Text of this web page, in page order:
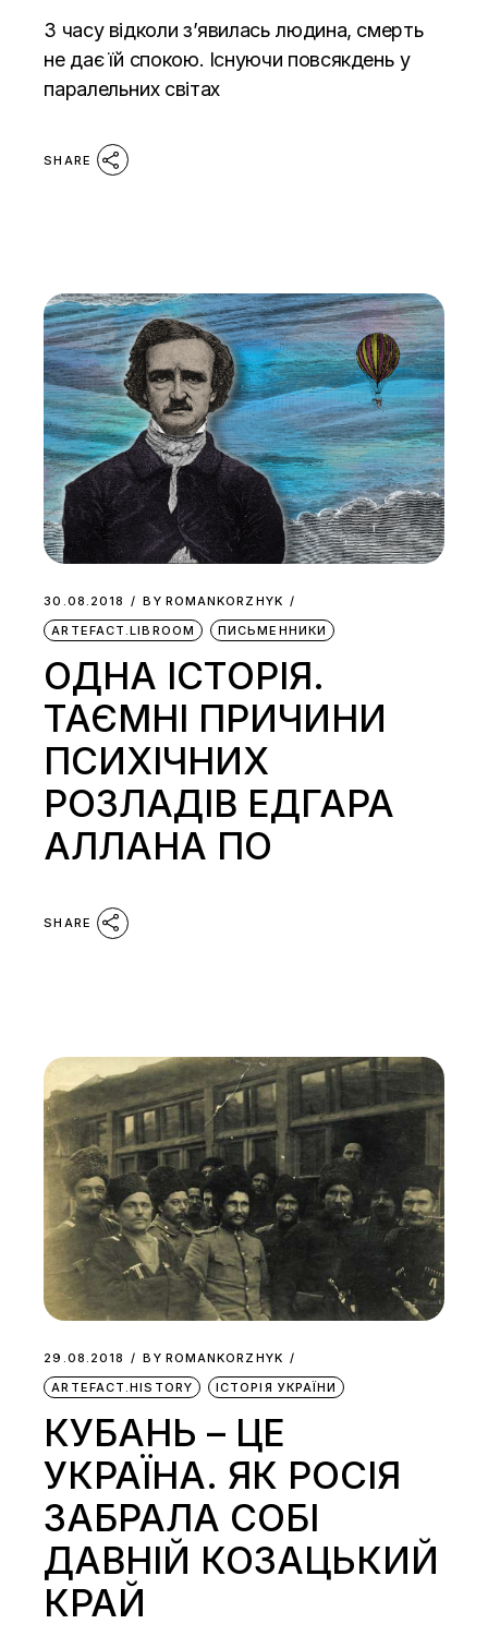
З часу відколи з’явилась людина, смерть
не дає їй спокою. Існуючи повсякдень у
паралельних світах
SHARE
30.08.2018 BY ROMANKORZHYK
ARTEFACT.LIBROOM
ПИСЬМЕННИКИ
ОДНА ІСТОРІЯ.
ТАЄМНІ ПРИЧИНИ
ПСИХІЧНИХ
РОЗЛАДІВ ЕДГАРА
АЛЛАНА ПО
SHARE
29.08.2018 BY ROMANKORZHYK
ARTEFACT.HISTORY
ІСТОРІЯ УКРАЇНИ
КУБАНЬ – ЦЕ
УКРАЇНА. ЯК РОСІЯ
ЗАБРАЛА СОБІ
ДАВНІЙ КОЗАЦЬКИЙ
КРАЙ